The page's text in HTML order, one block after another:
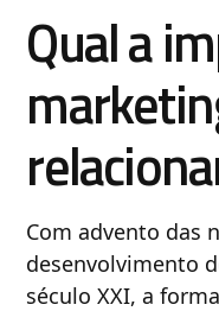
Qual a
Com advento das
desenvolvimento
século XXI, a